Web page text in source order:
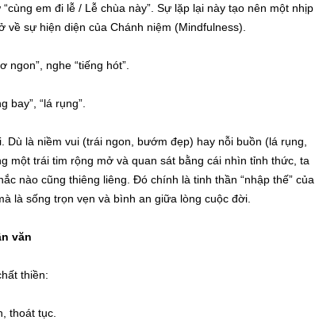
em đi lễ / Lễ chùa này”. Sự lặp lại này tạo nên một nhịp
sự hiện diện của Chánh niệm (Mindfulness).
nghe “tiếng hót”.
“lá rụng”.
Dù là niềm vui (trái ngon, bướm đẹp) hay nỗi buồn (lá rụng,
một trái tim rộng mở và quan sát bằng cái nhìn tỉnh thức, ta
nào cũng thiêng liêng. Đó chính là tinh thần “nhập thế” của
là sống trọn vẹn và bình an giữa lòng cuộc đời.
văn
thiền:
thoát tục.